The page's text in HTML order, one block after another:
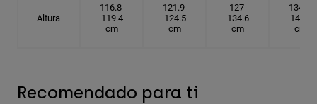
Altura
116.8-
119.4
cm
121.9-
124.5
cm
127-
134.6
cm
134.6-
142.2
cm
Recomendado para ti